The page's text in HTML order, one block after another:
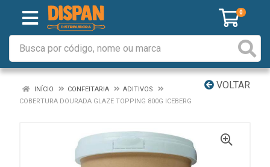
0
VOLTAR
INÍCIO CONFEITARIA
ADITIVOS
COBERTURA DOURADA GLAZE TOPPING 800G ICEBERG